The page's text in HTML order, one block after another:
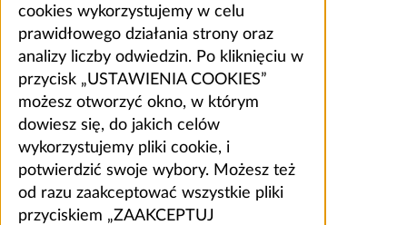
cookies wykorzystujemy w celu
prawidłowego działania strony oraz
analizy liczby odwiedzin. Po kliknięciu w
przycisk „USTAWIENIA COOKIES”
możesz otworzyć okno, w którym
dowiesz się, do jakich celów
wykorzystujemy pliki cookie, i
potwierdzić swoje wybory. Możesz też
od razu zaakceptować wszystkie pliki
przyciskiem „ZAAKCEPTUJ